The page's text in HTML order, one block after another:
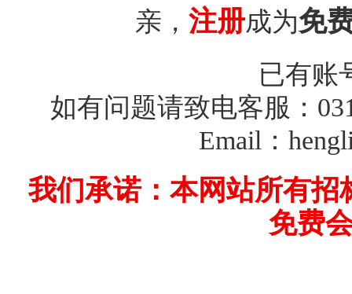
亲， 注册成为免
已有账
如有问题请致电客服：
Email：
我们承诺：本网站所有
免费